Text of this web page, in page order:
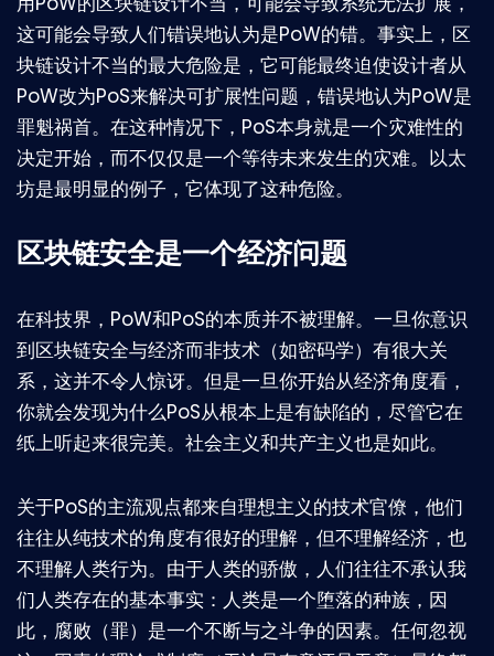
这可能会导致人们错误地认为是PoW的错。事实上，区
块链设计不当的最大危险是，它可能最终迫使设计者从
PoW改为PoS来解决可扩展性问题，错误地认为PoW是
罪魁祸首。在这种情况下，PoS本身就是一个灾难性的
决定开始，而不仅仅是一个等待未来发生的灾难。以太
坊是最明显的例子，它体现了这种危险。
区块链安全是一个经济问题
在科技界，PoW和PoS的本质并不被理解。一旦你意识
到区块链安全与经济而非技术（如密码学）有很大关
系，这并不令人惊讶。但是一旦你开始从经济角度看，
你就会发现为什么PoS从根本上是有缺陷的，尽管它在
纸上听起来很完美。社会主义和共产主义也是如此。
关于PoS的主流观点都来自理想主义的技术官僚，他们
往往从纯技术的角度有很好的理解，但不理解经济，也
不理解人类行为。由于人类的骄傲，人们往往不承认我
们人类存在的基本事实：人类是一个堕落的种族，因
此，腐败（罪）是一个不断与之斗争的因素。任何忽视